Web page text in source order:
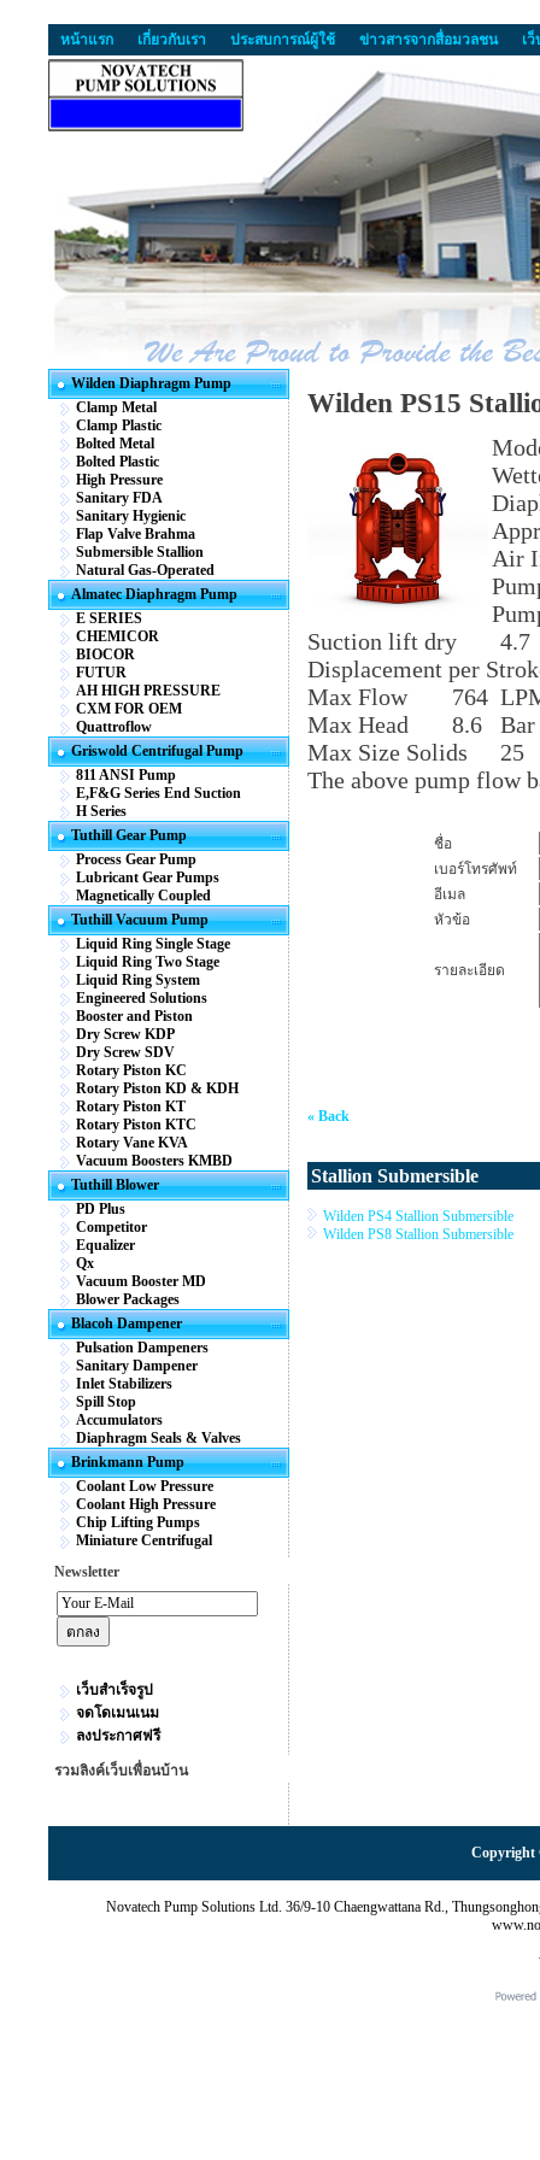
หน้าแรก เกี่ยวกับเรา ประสบการณ์ผู้ใช้ ข่าวสารจากสื่อมวลชน เ
Wilden Diaphragm Pump
Clamp Metal
Clamp Plastic
Bolted Metal
Bolted Plastic
High Pressure
Sanitary FDA
Sanitary Hygienic
Flap Valve Brahma
Submersible Stallion
Natural Gas-Operated
Almatec Diaphragm Pump
E SERIES
CHEMICOR
BIOCOR
FUTUR
AH HIGH PRESSURE
CXM FOR OEM
Quattroflow
Griswold Centrifugal Pump
811 ANSI Pump
E,F&G Series End Suction
H Series
Tuthill Gear Pump
Process Gear Pump
Lubricant Gear Pumps
Magnetically Coupled
Tuthill Vacuum Pump
Liquid Ring Single Stage
Liquid Ring Two Stage
Liquid Ring System
Engineered Solutions
Booster and Piston
Dry Screw KDP
Dry Screw SDV
Rotary Piston KC
Rotary Piston KD & KDH
Rotary Piston KT
Rotary Piston KTC
Rotary Vane KVA
Vacuum Boosters KMBD
Tuthill Blower
PD Plus
Competitor
Equalizer
Qx
Vacuum Booster MD
Blower Packages
Blacoh Dampener
Pulsation Dampeners
Sanitary Dampener
Inlet Stabilizers
Spill Stop
Accumulators
Diaphragm Seals & Valves
Brinkmann Pump
Coolant Low Pressure
Coolant High Pressure
Chip Lifting Pumps
Miniature Centrifugal
Newsletter
เว็บสำเร็จรูป
จดโดเมนเนม
ลงประกาศฟรี
รวมลิงค์เว็บเพื่อนบ้าน
Wilden PS15
Air
Suction lift dry
4.7
Displacement per
Max Flow
764
Max Head
8.6
Bar
Max Size Solids
25
The above pump flow
ชื่อ
เบอร์โทรศัพท์
อีเมล
หัวข้อ
รายละเอียด
« Back
Stallion Submersible
Wilden PS4 Stallion Submersible
Wilden PS8 Stallion Submersible
Copyright
Novatech Pump Solutions Ltd. 36/9-10 Chaengwattana Rd.,